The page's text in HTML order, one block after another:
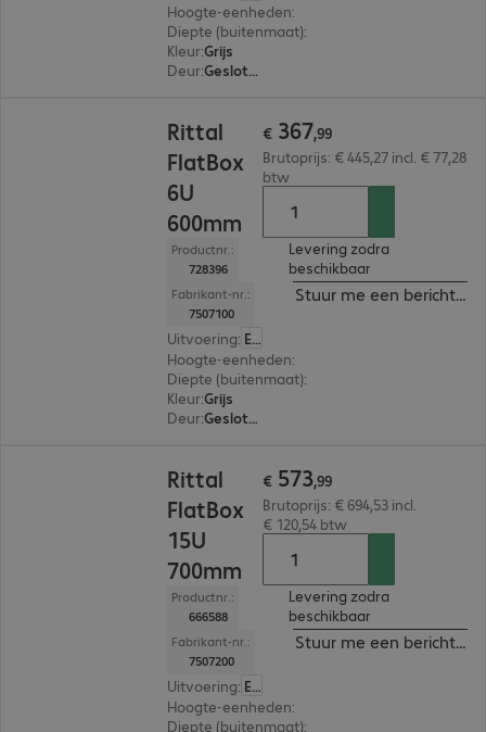
Hoogte-eenheden:
Diepte (buitenmaat):
Kleur:Grijs
Deur: Gesloten deuren, Glazen deur
Rittal
FlatBox
6U
600mm
Productnr.:
728396
Fabrikant-nr.:
7507100
Uitvoering: Europa
Hoogte-eenheden:
Diepte (buitenmaat):
Kleur:Grijs
Deur: Gesloten deuren, Glazen deur
€ 367,99
Brutoprijs: € 445,27 incl. € 77,28
btw
Levering zodra
beschikbaar
Stuur me een bericht
Rittal
FlatBox
15U
700mm
Productnr.:
666588
Fabrikant-nr.:
7507200
Uitvoering: Europa
Hoogte-eenheden:
Diepte (buitenmaat):
€ 573,99
Brutoprijs: € 694,53 incl.
€ 120,54 btw
Levering zodra
beschikbaar
Stuur me een bericht